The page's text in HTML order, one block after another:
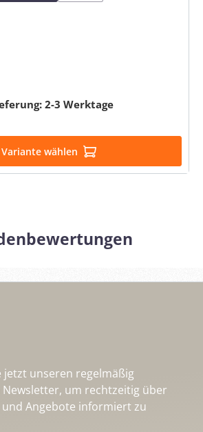
2-3 Werktage
Variante wählen
jetzt unseren regelmäßig
um rechtzeitig über
Angebote informiert zu